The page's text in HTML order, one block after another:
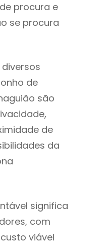
procura e
se procura
de
são
de
da
significa
com
viável